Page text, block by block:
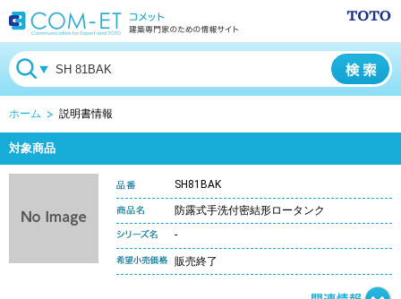
ホーム 説明書情報
対象商品
SH81BAK
防露式手洗付密結形ロータンク
-
販売終了